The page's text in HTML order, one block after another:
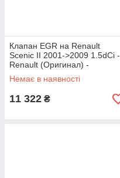
Клапан EGR на Renault
Scenic II 2001->2009 1.5dCi -
Renault (Оригинал) -
8200561269
Немає в наявності
11 322 ₴